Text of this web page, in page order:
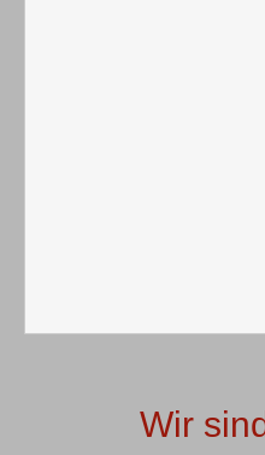
Wir